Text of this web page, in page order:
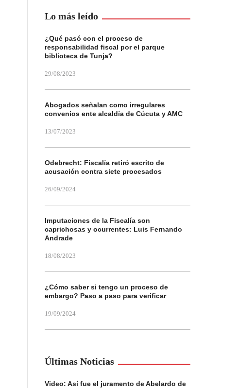
Lo más leído
¿Qué pasó con el proceso de
responsabilidad fiscal por el parque
biblioteca de Tunja?
29/08/2023
Abogados señalan como irregulares
convenios ente alcaldía de Cúcuta y AMC
13/07/2023
Odebrecht: Fiscalía retiró escrito de
acusación contra siete procesados
26/09/2024
Imputaciones de la Fiscalía son
caprichosas y ocurrentes: Luis Fernando
Andrade
18/08/2023
¿Cómo saber si tengo un proceso de
embargo? Paso a paso para verificar
19/09/2024
Últimas Noticias
Video: Así fue el juramento de Abelardo de